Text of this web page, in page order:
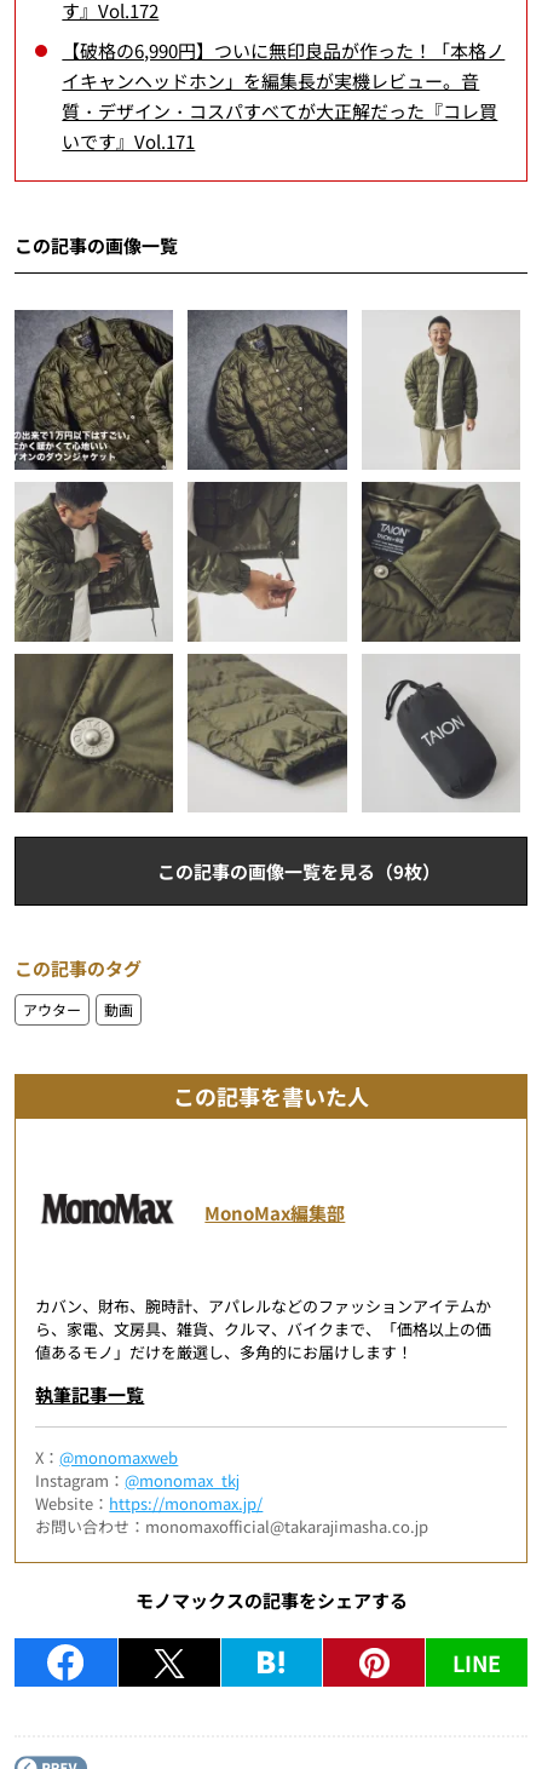
す』Vol.172
【破格の6,990円】ついに無印良品が作った！「本格ノ
イキャンヘッドホン」を編集長が実機レビュー。音
質・デザイン・コスパすべてが大正解だった『コレ買
いです』Vol.171
この記事の画像一覧
この記事の画像一覧を見る（9枚）
この記事のタグ
アウター 動画
この記事を書いた人
MonoMax編集部
カバン、財布、腕時計、アパレルなどのファッションアイテムか
ら、家電、文房具、雑貨、クルマ、バイクまで、「価格以上の価
値あるモノ」だけを厳選し、多角的にお届けします！
執筆記事一覧
X：@monomaxweb
Instagram：@monomax_tkj
Website： https://monomax.jp/
お問い合わせ：monomaxofficial@takarajimasha.co.jp
モノマックスの記事をシェアする
LINE